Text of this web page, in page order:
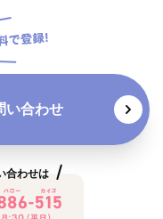
い合わせ
合わせは